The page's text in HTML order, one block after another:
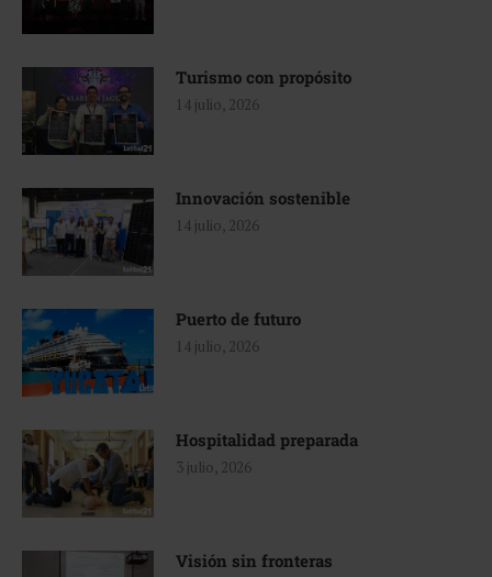
Turismo con propósito
14 julio, 2026
Innovación sostenible
14 julio, 2026
Puerto de futuro
14 julio, 2026
Hospitalidad preparada
3 julio, 2026
Visión sin fronteras